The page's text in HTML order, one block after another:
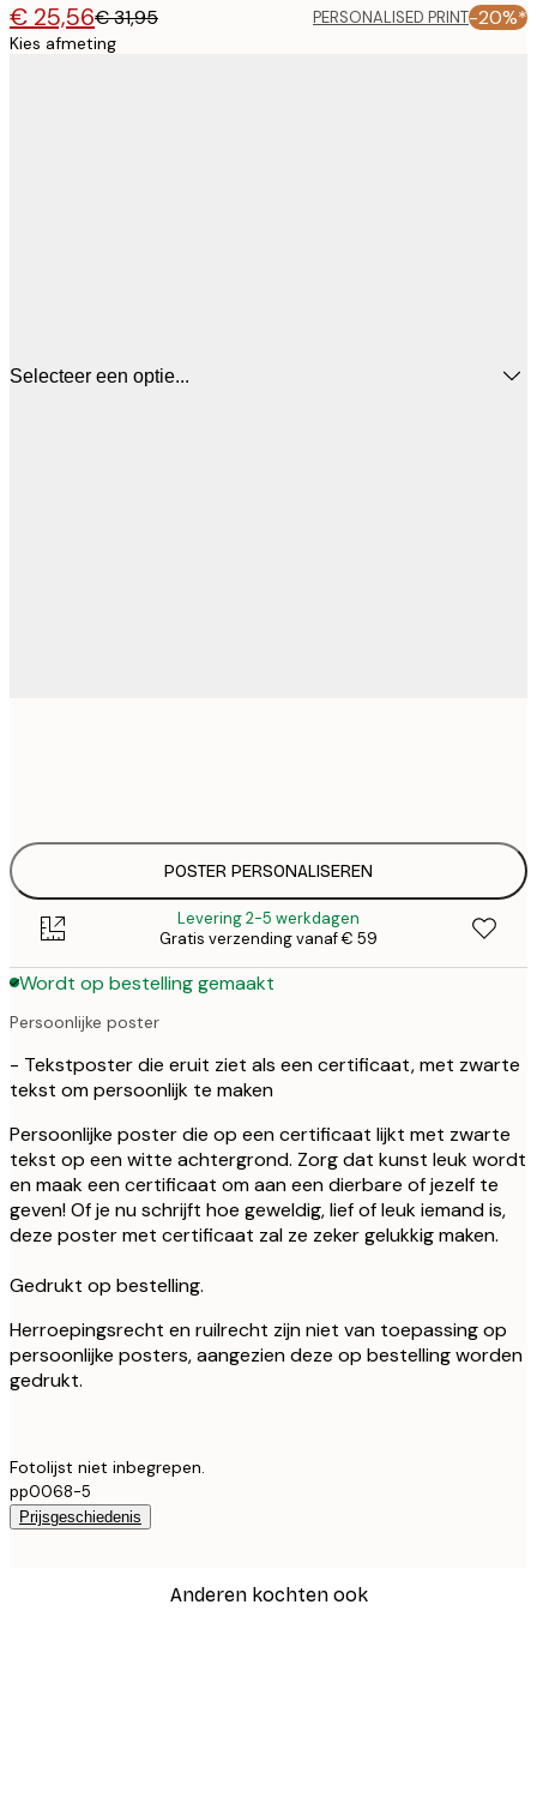
€ 25,56€ 31,95 PERSONALISED PRINT-20%*
Kies afmeting
Selecteer een optie...
POSTER PERSONALISEREN
Levering 2-5 werkdagen
Gratis verzending vanaf € 59
Wordt op bestelling gemaakt
Persoonlijke poster
- Tekstposter die eruit ziet als een certificaat, met zwarte
tekst om persoonlijk te maken
Persoonlijke poster die op een certificaat lijkt met zwarte
tekst op een witte achtergrond. Zorg dat kunst leuk wordt
en maak een certificaat om aan een dierbare of jezelf te
geven! Of je nu schrijft hoe geweldig, lief of leuk iemand is,
deze poster met certificaat zal ze zeker gelukkig maken.
Gedrukt op bestelling.
Herroepingsrecht en ruilrecht zijn niet van toepassing op
persoonlijke posters, aangezien deze op bestelling worden
gedrukt.
Fotolijst niet inbegrepen.
pp0068-5
Prijsgeschiedenis
Anderen kochten ook